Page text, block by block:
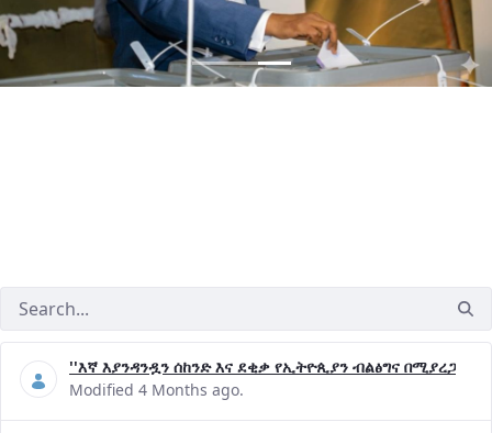
''እኛ እያንዳንዷን ሰከንድ እና ደቂቃ የኢትዮጲያን ብልፅግና
Modified 4 Months ago.